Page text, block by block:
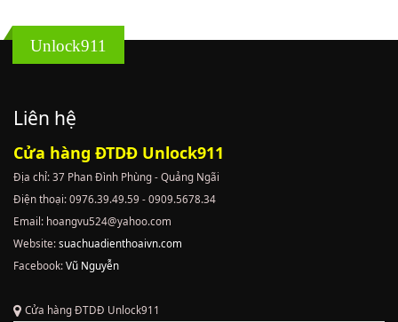
Unlock911
Liên hệ
Cửa hàng ĐTDĐ Unlock911
Địa chỉ: 37 Phan Đình Phùng - Quảng Ngãi
Điện thoại: 0976.39.49.59 - 0909.5678.34
Email: hoangvu524@yahoo.com
Website:suachuadienthoaivn.com
Facebook:Vũ Nguyễn
Cửa hàng ĐTDĐ Unlock911